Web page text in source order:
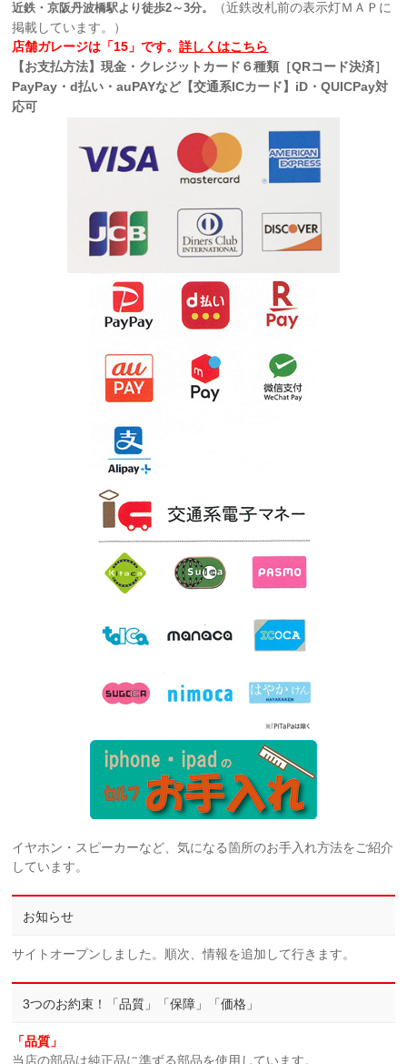
近鉄・京阪丹波橋駅より徒歩2～3分。
（近鉄改札前の表示灯ＭＡＰに
掲載しています。）
店舗ガレージは「15」です。詳しくはこちら
【お支払方法】現金・クレジットカード６種類［QRコード決済］
PayPay・d払い・auPAYなど【交通系ICカード】iD・QUICPay対
応可
イヤホン・スピーカーなど、気になる箇所のお手入れ方法をご紹介
しています。
お知らせ
サイトオープンしました。順次、情報を追加して行きます。
3つのお約束！「品質」「保障」「価格」
「品質」
当店の部品は純正品に準ずる部品を使用しています。